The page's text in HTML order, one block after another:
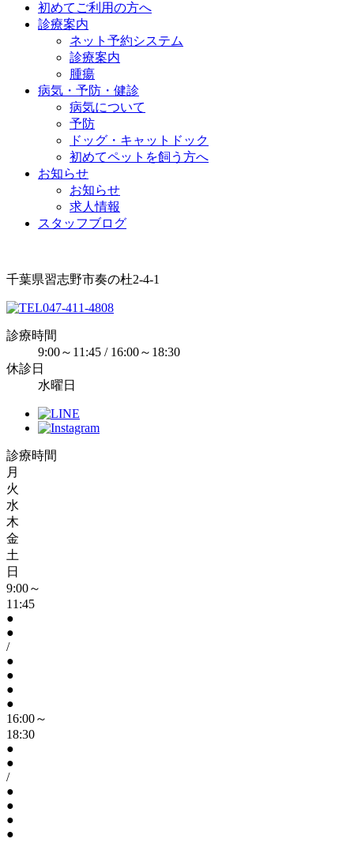
初めてご利用の方へ
診療案内
ネット予約システム
診療案内
腫瘍
病気・予防・健診
病気について
予防
ドッグ・キャットドック
初めてペットを飼う方へ
お知らせ
お知らせ
求人情報
スタッフブログ
千葉県習志野市奏の杜2-4-1
047-411-4808
診療時間
9:00～11:45 / 16:00～18:30
休診日
水曜日
診療時間
月
火
水
木
金
土
日
9:00～
11:45
●
●
/
●
●
●
●
16:00～
18:30
●
●
/
●
●
●
●